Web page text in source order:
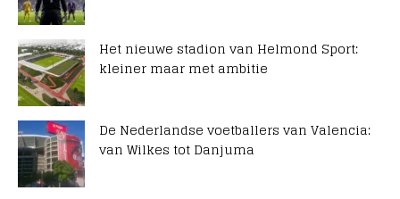
Het nieuwe stadion van Helmond Sport:
kleiner maar met ambitie
De Nederlandse voetballers van Valencia:
van Wilkes tot Danjuma